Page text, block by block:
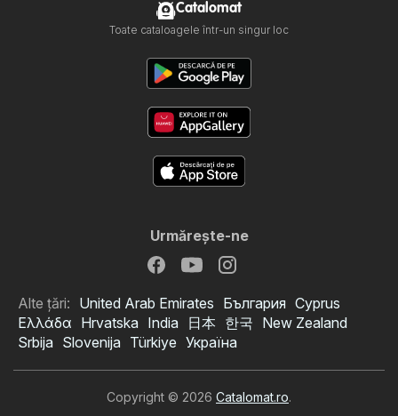
Catalomat
Toate cataloagele într-un singur loc
Urmăreşte-ne
Alte țări: United Arab Emirates България Cyprus
Ελλάδα Hrvatska India 日本 한국 New Zealand
Srbija Slovenija Türkiye Україна
Copyright © 2026 Catalomat.ro.